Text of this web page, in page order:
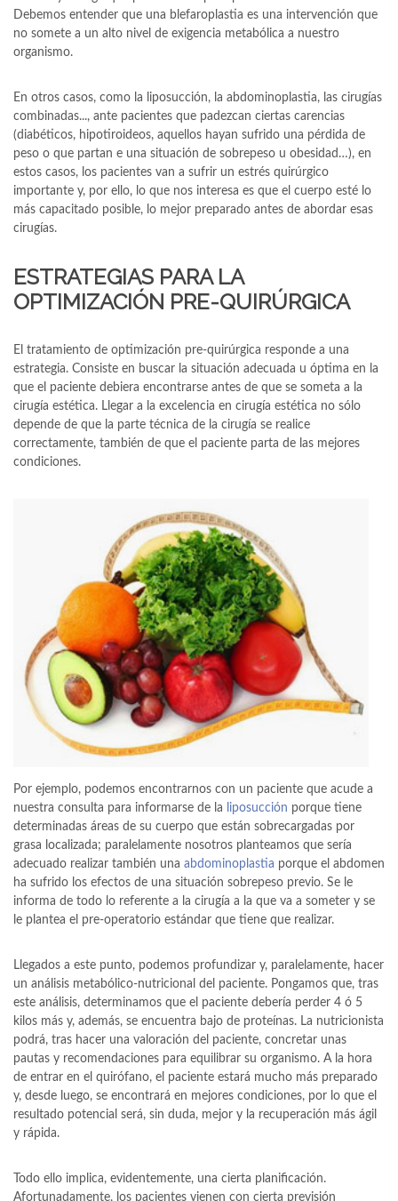
Debemos entender que una blefaroplastia es una intervención que
no somete a un alto nivel de exigencia metabólica a nuestro
organismo.
En otros casos, como la liposucción, la abdominoplastia, las cirugías
combinadas..., ante pacientes que padezcan ciertas carencias
(diabéticos, hipotiroideos, aquellos hayan sufrido una pérdida de
peso o que partan e una situación de sobrepeso u obesidad…), en
estos casos, los pacientes van a sufrir un estrés quirúrgico
importante y, por ello, lo que nos interesa es que el cuerpo esté lo
más capacitado posible, lo mejor preparado antes de abordar esas
cirugías.
ESTRATEGIAS PARA LA
OPTIMIZACIÓN PRE-QUIRÚRGICA
El tratamiento de optimización pre-quirúrgica responde a una
estrategia. Consiste en buscar la situación adecuada u óptima en la
que el paciente debiera encontrarse antes de que se someta a la
cirugía estética. Llegar a la excelencia en cirugía estética no sólo
depende de que la parte técnica de la cirugía se realice
correctamente, también de que el paciente parta de las mejores
condiciones.
Por ejemplo, podemos encontrarnos con un paciente que acude a
nuestra consulta para informarse de la liposucción porque tiene
determinadas áreas de su cuerpo que están sobrecargadas por
grasa localizada; paralelamente nosotros planteamos que sería
adecuado realizar también una abdominoplastia porque el abdomen
ha sufrido los efectos de una situación sobrepeso previo. Se le
informa de todo lo referente a la cirugía a la que va a someter y se
le plantea el pre-operatorio estándar que tiene que realizar.
Llegados a este punto, podemos profundizar y, paralelamente, hacer
un análisis metabólico-nutricional del paciente. Pongamos que, tras
este análisis, determinamos que el paciente debería perder 4 ó 5
kilos más y, además, se encuentra bajo de proteínas. La nutricionista
podrá, tras hacer una valoración del paciente, concretar unas
pautas y recomendaciones para equilibrar su organismo. A la hora
de entrar en el quirófano, el paciente estará mucho más preparado
y, desde luego, se encontrará en mejores condiciones, por lo que el
resultado potencial será, sin duda, mejor y la recuperación más ágil
y rápida.
Todo ello implica, evidentemente, una cierta planificación.
Afortunadamente, los pacientes vienen con cierta previsión